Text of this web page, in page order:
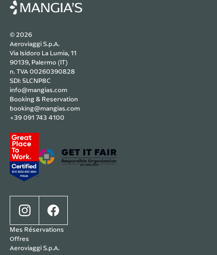
© 2026
Aeroviaggi S.p.A.
Via Isidoro La Lumia, 11
90139, Palermo (IT)
n. TVA 00260390828
SDI: 5LCNP8C
info@mangias.com
Booking & Reservation
booking@mangias.com
+39 091 743 4100
Mes Réservations
Offres
Aeroviaggi S.p.A.